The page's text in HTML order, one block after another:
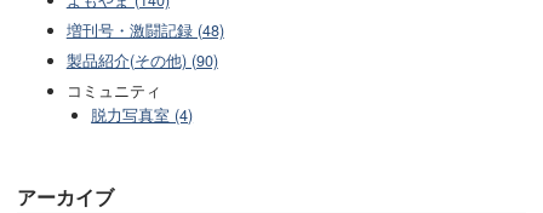
増刊号・激闘記録 (48)
製品紹介(その他) (90)
コミュニティ
脱力写真室 (4)
アーカイブ